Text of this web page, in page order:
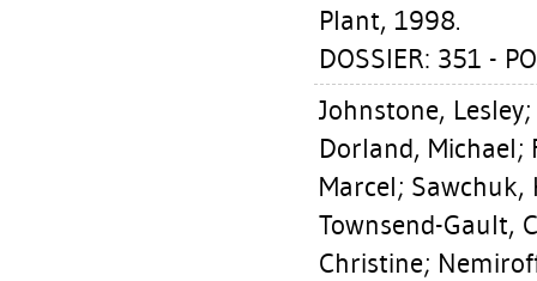
Plant, 1998.
DOSSIER: 351 -
Johnstone, Lesley;
Dorland, Michael;
Marcel; Sawchuk,
Townsend-Gault,
Christine;